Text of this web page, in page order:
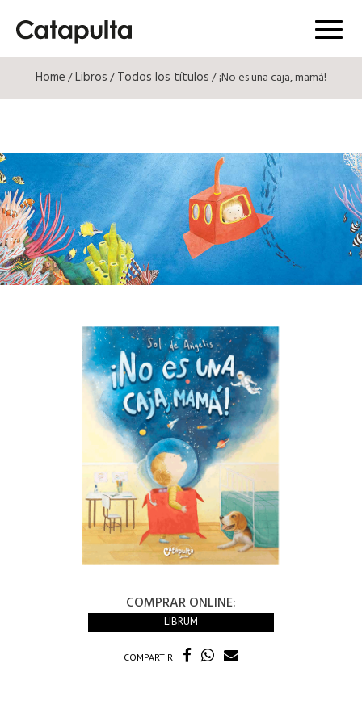
Menú
Home/Libros/Todos los títulos/ ¡No es una caja, mamá!
COMPRAR ONLINE:
LIBRUM
COMPARTIR